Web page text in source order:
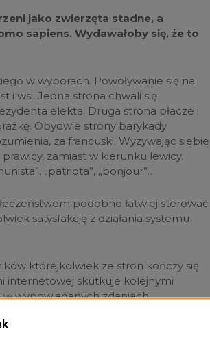
jako zwierzęta stadne, a
sapiens. Wydawałoby się, że to
w wyborach. Powoływanie się na
i wsi. Jedna strona chwali się
elekta. Druga strona płacze i
Obydwie strony barykady
za francuski. Wyzywając siebie
zamiast w kierunku lewicy.
„patriota”, „bonjour”…
podobno łatwiej sterować.
satysfakcję z działania systemu
którejkolwiek ze stron kończy się
internetowej skutkuje kolejnymi
wypowiadanych zdaniach.
byli gotowi zawiązać koalicję. 20 lat